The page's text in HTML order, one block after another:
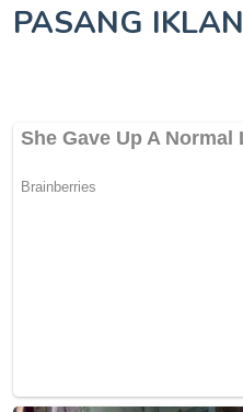
PASANG IKLAN